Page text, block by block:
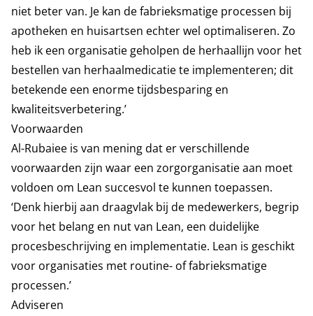
niet beter van. Je kan de fabrieksmatige processen bij
apotheken en huisartsen echter wel optimaliseren. Zo
heb ik een organisatie geholpen de herhaallijn voor het
bestellen van herhaalmedicatie te implementeren; dit
betekende een enorme tijdsbesparing en
kwaliteitsverbetering.’
Voorwaarden
Al-Rubaiee is van mening dat er verschillende
voorwaarden zijn waar een zorgorganisatie aan moet
voldoen om Lean succesvol te kunnen toepassen.
‘Denk hierbij aan draagvlak bij de medewerkers, begrip
voor het belang en nut van Lean, een duidelijke
procesbeschrijving en implementatie. Lean is geschikt
voor organisaties met routine- of fabrieksmatige
processen.’
Adviseren